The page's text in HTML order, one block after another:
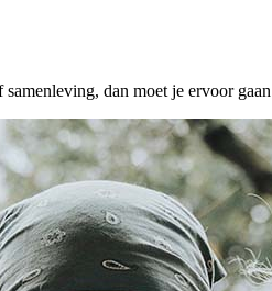
dan moet je ervoor